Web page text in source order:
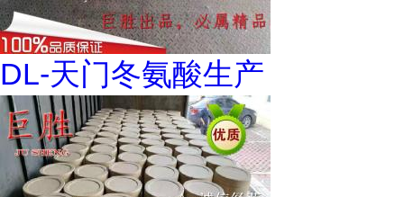
DL-天门冬氨酸生产